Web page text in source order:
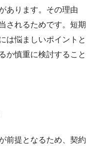
あります。その理由
されるためです。短期
は悩ましいポイントと
か慎重に検討すること
前提となるため、契約